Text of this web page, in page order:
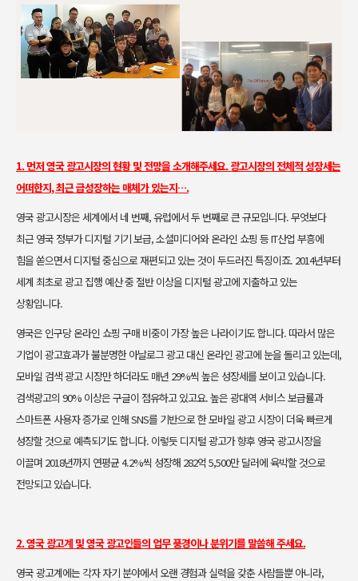
1. 먼저 영국 광고시장의 현황 및 전망을 소개해주세요. 광고시장의 전체적 성장세는
어떠한지, 최근 급성장하는 매체가 있는지….
영국 광고시장은 세계에서 네 번째, 유럽에서 두 번째로 큰 규모입니다. 무엇보다
최근 영국 정부가 디지털 기기 보급, 소셜미디어와 온라인 쇼핑 등 IT산업 부흥에
힘을 쏟으면서 디지털 중심으로 재편되고 있는 것이 두드러진 특징이죠. 2014년부터
세계 최초로 광고 집행 예산 중 절반 이상을 디지털 광고에 지출하고 있는
상황입니다.
영국은 인구당 온라인 쇼핑 구매 비중이 가장 높은 나라이기도 합니다. 따라서 많은
기업이 광고효과가 불분명한 아날로그 광고 대신 온라인 광고에 눈을 돌리고 있는데,
모바일 검색 광고 시장만 하더라도 매년 29%씩 높은 성장세를 보이고 있습니다.
검색광고의 90% 이상은 구글이 점유하고 있고요. 높은 광대역 서비스 보급률과
스마트폰 사용자 증가로 인해 SNS를 기반으로 한 모바일 광고 시장이 더욱 빠르게
성장할 것으로 예측되기도 합니다. 이렇듯 디지털 광고가 향후 영국 광고시장을
이끌며 2018년까지 연평균4.2%씩 성장해 282억 5,500만 달러에 육박할 것으로
전망되고 있습니다.
2. 영국 광고계 및 영국 광고인들의 업무 풍경이나 분위기를 말씀해 주세요.
영국 광고계에는 각자 자기 분야에서 오랜 경험과 실력을 갖춘 사람들뿐 아니라,